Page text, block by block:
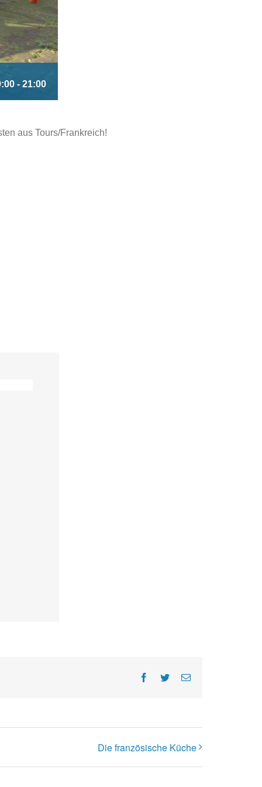
- 21:00
aus Tours/Frankreich!
Facebook
TwitterE-
Die französische Küche